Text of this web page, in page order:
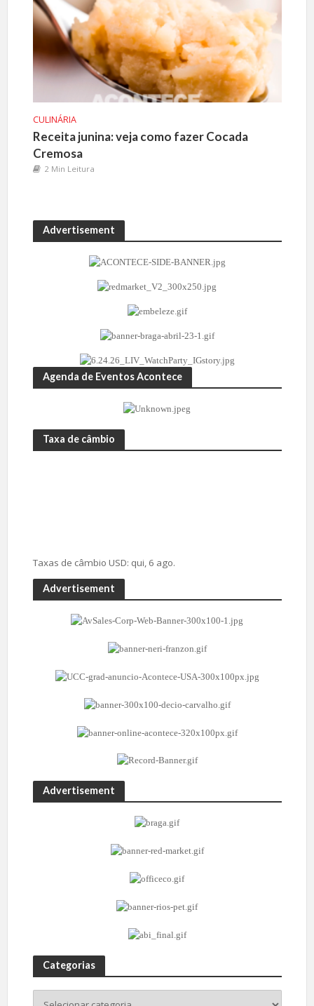
CULINÁRIA
Receita junina: veja como fazer Cocada
Cremosa
2 Min Leitura
Advertisement
Agenda de Eventos Acontece
Taxa de câmbio
Taxas de câmbio USD: qui, 6 ago.
Advertisement
Advertisement
Categorias